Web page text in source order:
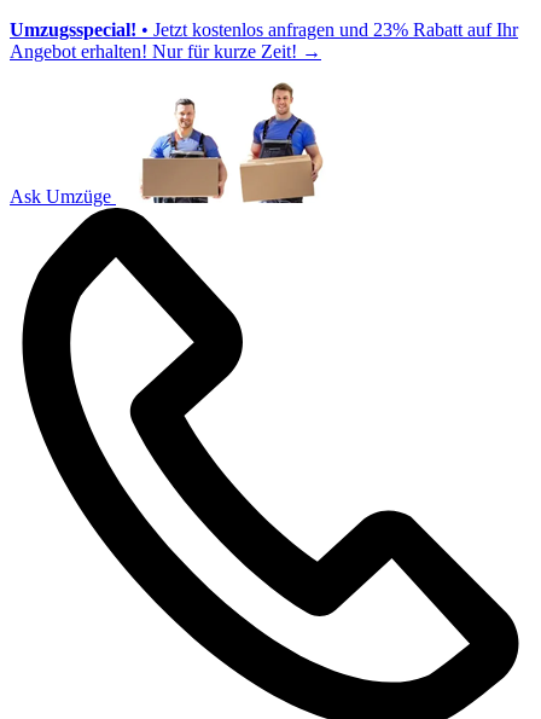
Umzugsspecial! • Jetzt kostenlos anfragen und 23% Rabatt auf Ihr
Angebot erhalten! Nur für kurze Zeit! →
Ask Umzüge